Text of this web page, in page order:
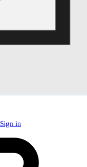
Sign in